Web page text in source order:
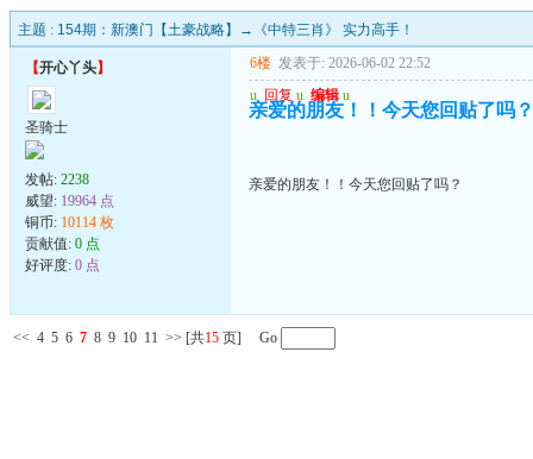
主题 : 154期：新澳门【土豪战略】→《中特三肖》 实力高手！
【开心丫头】
圣骑士
发帖: 2238
威望: 19964 点
铜币: 10114 枚
贡献值: 0 点
好评度: 0 点
6楼 发表于: 2026-06-02 22:52
u 回复 u 编辑 u
亲爱的朋友！！今天您回贴了吗？
亲爱的朋友！！今天您回贴了吗？
<< 4 5 6 7 8 9 10 11 >> [共15 页] Go